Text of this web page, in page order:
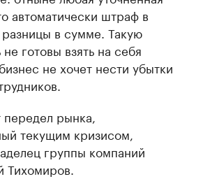
автоматически штраф в
в сумме. Такую
готовы взять на себя
не хочет нести убытки
рынка,
текущим кризисом,
группы компаний
Тихомиров.